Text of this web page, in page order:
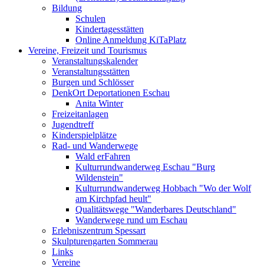
Bildung
Schulen
Kindertagesstätten
Online Anmeldung KiTaPlatz
Vereine, Freizeit und Tourismus
Veranstaltungskalender
Veranstaltungsstätten
Burgen und Schlösser
DenkOrt Deportationen Eschau
Anita Winter
Freizeitanlagen
Jugendtreff
Kinderspielplätze
Rad- und Wanderwege
Wald erFahren
Kulturrundwanderweg Eschau "Burg
Wildenstein"
Kulturrundwanderweg Hobbach "Wo der Wolf
am Kirchpfad heult"
Qualitätswege "Wanderbares Deutschland"
Wanderwege rund um Eschau
Erlebniszentrum Spessart
Skulpturengarten Sommerau
Links
Vereine